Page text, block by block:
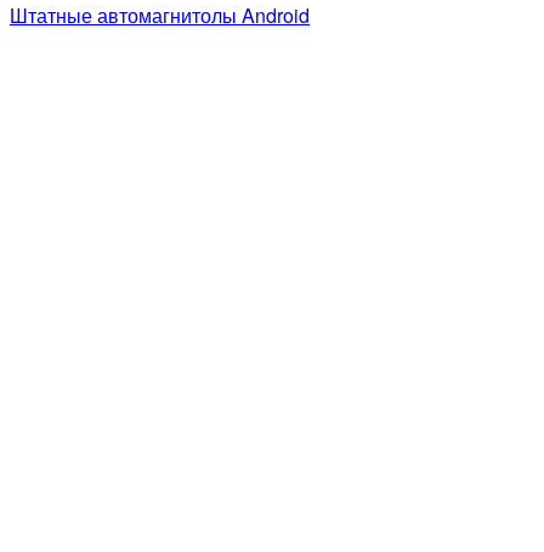
Штатные автомагнитолы Android